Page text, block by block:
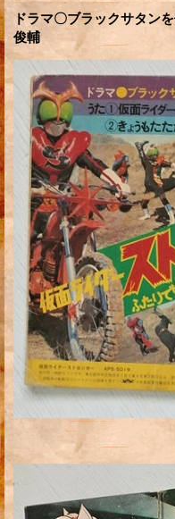
ドラマ〇ブラックサタン
俊輔